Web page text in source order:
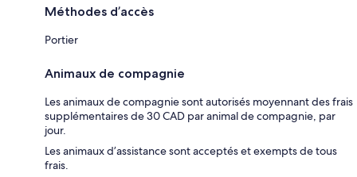
Méthodes d’accès
Portier
Animaux de compagnie
Les animaux de compagnie sont autorisés moyennant des frais
supplémentaires de 30 CAD par animal de compagnie, par
jour.
Les animaux d’assistance sont acceptés et exempts de tous
frais.